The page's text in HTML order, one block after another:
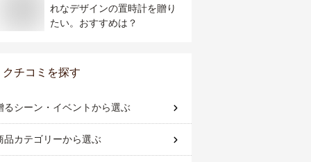
れなデザインの置時計を贈り
たい。おすすめは？
クチコミを探す
るシーン・イベントから選ぶ
品カテゴリーから選ぶ